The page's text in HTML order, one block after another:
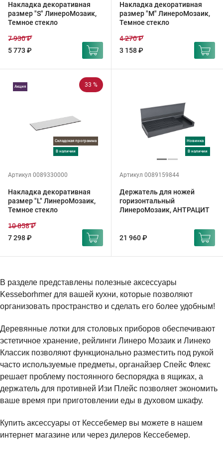
Накладка декоративная
размер "S" ЛинероМозаик,
Темное стекло
5 773 ₽
7 930 ₽
Накладка декоративная
размер "M" ЛинероМозаик,
Темное стекло
3 158 ₽
4 270 ₽
33 %
Складская программа
в наличии
Акция
Артикул 0089330000
Накладка декоративная
размер "L" ЛинероМозаик,
Темное стекло
7 298 ₽
10 858 ₽
Новинка
в наличии
Артикул 0089159844
Держатель для ножей
горизонтальный
ЛинероМозаик, АНТРАЦИТ
21 960 ₽
В разделе представлены полезные аксессуары
Kesseborhmer для вашей кухни, которые позволяют
организовать пространство и сделать его более удобным!
Деревянные лотки для столовых приборов обеспечивают
эстетичное хранение, рейлинги Линеро Мозаик и Линеко
Классик позволяют функционально разместить под рукой
часто используемые предметы, органайзер Спейс Флекс
решает проблему постоянного беспорядка в ящиках, а
держатель для противней Изи Плейс позволяет экономить
ваше время при приготовлении еды в духовом шкафу.
Купить аксессуары от Кессебемер вы можете в нашем
интернет магазине или через дилеров Кессебемер.